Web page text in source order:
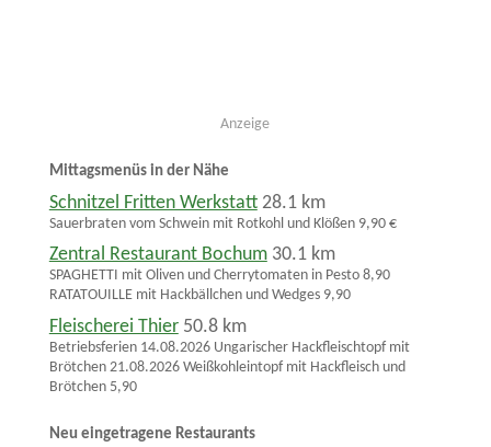
Anzeige
Mittagsmenüs in der Nähe
Schnitzel Fritten Werkstatt 28.1 km
Sauerbraten vom Schwein mit Rotkohl und Klößen 9,90 €
Zentral Restaurant Bochum 30.1 km
SPAGHETTI mit Oliven und Cherrytomaten in Pesto 8,90
RATATOUILLE mit Hackbällchen und Wedges 9,90
Fleischerei Thier 50.8 km
Betriebsferien 14.08.2026 Ungarischer Hackfleischtopf mit
Brötchen 21.08.2026 Weißkohleintopf mit Hackfleisch und
Brötchen 5,90
Neu eingetragene Restaurants